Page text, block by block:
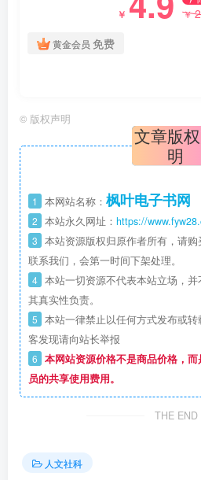
￥ ￥
黄金会员 免费
© 版权声明
文章版
明
1 本网站名称： 枫叶电子书网
2 本站永久网址： https://
3 本站资源版权归原作者所有，请
联系我们，会第一时间下架处理。
4 本站一切资源不代表本站立场，
其真实性负责。
5 本站一律禁止以任何方式发布或
客发现请向站长举报
6 本网站资源价格不是商品价格，
员的共享使用费用。
THE END
人文社科